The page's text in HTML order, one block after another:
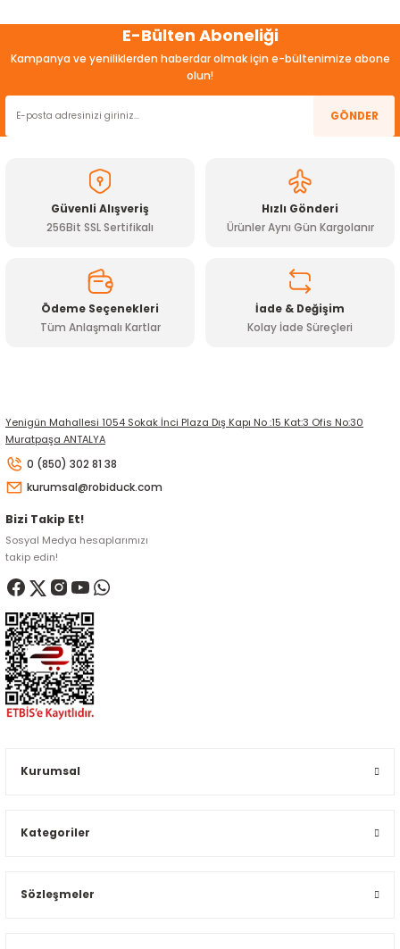
konularda yetersiz gördüğünüz noktaları öneri formunu
kullanarak tarafımıza iletebilirsiniz.
Görüş ve önerileriniz için teşekkür ederiz.
Ürün resmi kalitesiz, bozuk veya görüntülenemiyor.
Ürün fiyatı diğer sitelerden daha pahalı.
Bu ürüne benzer farklı alternatifler olmalı.
E-Bülten Aboneliği
Kampanya ve yeniliklerden haberdar olmak için e-bültenimize abone
olun!
GÖNDER
Güvenli Alışveriş
256Bit SSL Sertifikalı
Hızlı Gönderi
Ürünler Aynı Gün Kargolanır
Ödeme Seçenekleri
Tüm Anlaşmalı Kartlar
İade & Değişim
Kolay İade Süreçleri
Yenigün Mahallesi 1054 Sokak İnci Plaza Dış Kapı No :15 Kat:3 Ofis No:30
Muratpaşa ANTALYA
0 (850) 302 81 38
kurumsal@robiduck.com
Bizi Takip Et!
Sosyal Medya hesaplarımızı
takip edin!
Kurumsal
Kategoriler
Sözleşmeler